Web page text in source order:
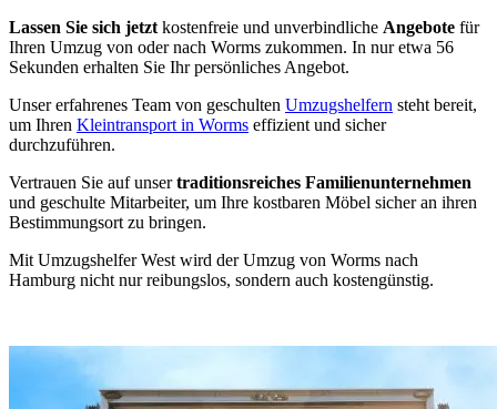
Lassen Sie sich jetzt kostenfreie und unverbindliche Angebote für
Ihren Umzug von oder nach Worms zukommen. In nur etwa 56
Sekunden erhalten Sie Ihr persönliches Angebot.
Unser erfahrenes Team von geschulten Umzugshelfern steht bereit,
um Ihren Kleintransport in Worms effizient und sicher
durchzuführen.
Vertrauen Sie auf unsertraditionsreiches Familienunternehmen
und geschulte Mitarbeiter, um Ihre kostbaren Möbel sicher an ihren
Bestimmungsort zu bringen.
Mit Umzugshelfer West wird der Umzug von Worms nach
Hamburg nicht nur reibungslos, sondern auch kostengünstig.